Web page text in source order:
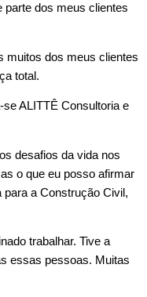
parte dos meus clientes
muitos dos meus clientes
total.
ALITTÊ Consultoria e
desafios da vida nos
o que eu posso afirmar
para a Construção Civil,
trabalhar. Tive a
essas pessoas. Muitas